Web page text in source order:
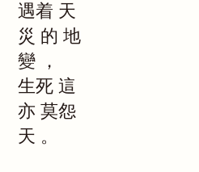
遇着 天
災 的 地
變
，
生死 這
亦 莫怨
天 。